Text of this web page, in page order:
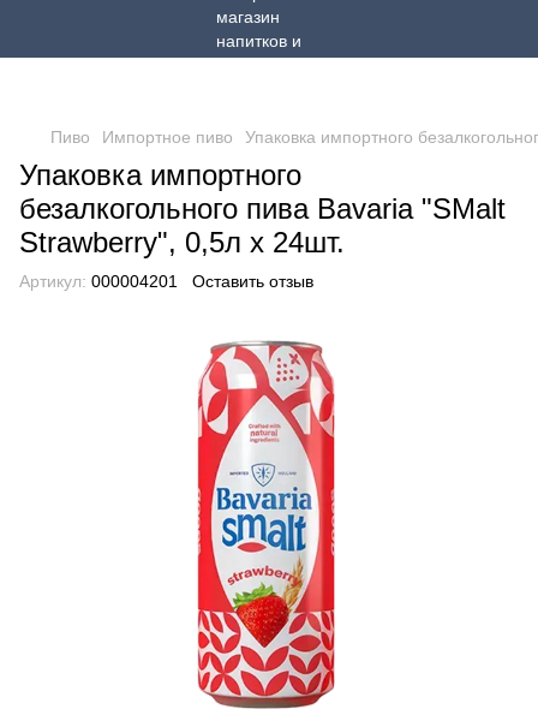
Пиво Импортное пиво Упаковка импортного
Упаковка импортного
безалкогольного пива Bavaria "SMalt
Strawberry", 0,5л х 24шт.
Артикул: 000004201 Оставить отзыв